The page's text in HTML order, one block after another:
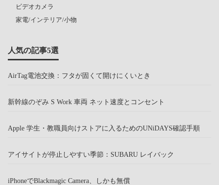
ビデオカメラ
家電/インテリア/小物
人気の記事5選
AirTag電池交換：フタが固くて開けにくいとき
新幹線のぞみ S Work 車両 ネット速度とコンセント
Apple 学生・教職員向けストアに入るためのUNiDAYS確認手順
アイサイトが停止しやすい季節：SUBARU レイバック
iPhoneでBlackmagic Camera、しかも無償